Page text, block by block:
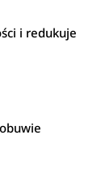
i redukuje